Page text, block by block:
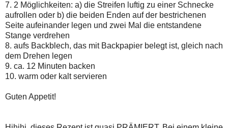
7. 2 Möglichkeiten: a) die Streifen luftig zu einer Schnecke
aufrollen oder b) die beiden Enden auf der bestrichenen
Seite aufeinander legen und zwei Mal die entstandene
Stange verdrehen
8. aufs Backblech, das mit Backpapier belegt ist, gleich nach
dem Drehen legen
9. ca. 12 Minuten backen
10. warm oder kalt servieren
Guten Appetit!